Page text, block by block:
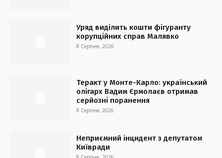
Уряд виділить кошти фігуранту
корупційних справ Малявко
8 Серпня, 2026
Теракт у Монте-Карло: український
олігарх Вадим Єрмолаєв отримав
серйозні поранення
8 Серпня, 2026
Неприємний інцидент з депутатом
Київради